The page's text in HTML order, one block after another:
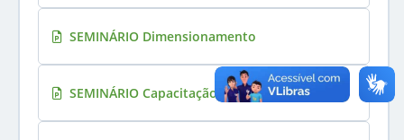
SEMINÁRIO Dimensionamento
SEMINÁRIO Capacitação